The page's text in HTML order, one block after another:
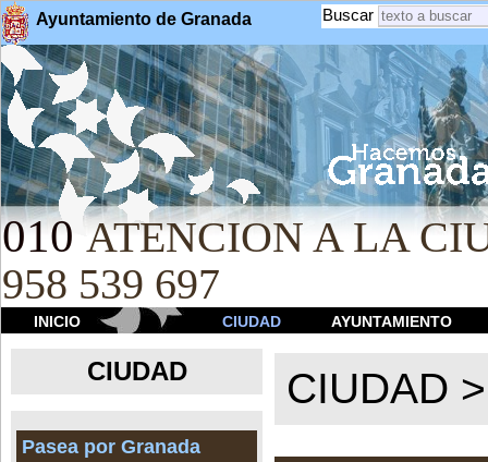
Ayuntamiento de Granada Buscar
010 ATENCION A LA
958 539 697
INICIO CIUDAD AYUNTAMIENTO
CIUDAD
Pasea por Granada
CIUDAD